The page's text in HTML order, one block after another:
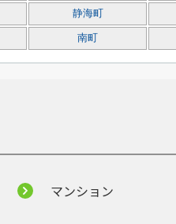
静海町
南町
マンション